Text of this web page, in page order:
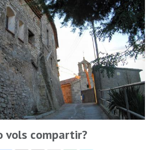
vols compartir?